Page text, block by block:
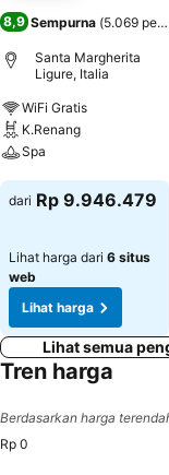
8,9 Sempurna (5.069
Santa Margherita
Ligure, Italia
WiFi Gratis
K.Renang
Spa
Lihat harga
dari Rp 9.946.479
Lihat harga dari 6 situs
web
Lihat harga
Lihat semua
Tren harga
Berdasarkan harga
Rp 0